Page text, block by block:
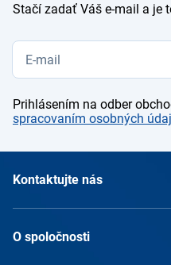
Stačí zadať Váš e-mail a je
Prihlásením na odber
spracovaním osobných
Kontaktujte nás
O spoločnosti